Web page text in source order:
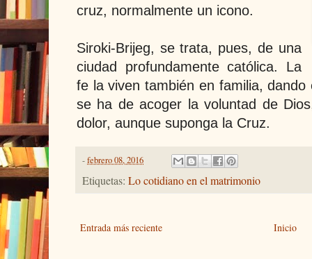
cruz, normalmente un icono.
Siroki-Brijeg, se trata, pues, de una
ciudad profundamente católica. La
fe la viven también en familia,
se ha de acoger la voluntad de
dolor, aunque suponga la Cruz.
-febrero 08, 2016
Etiquetas: Lo cotidiano en el matrimonio
Entrada más reciente Inicio